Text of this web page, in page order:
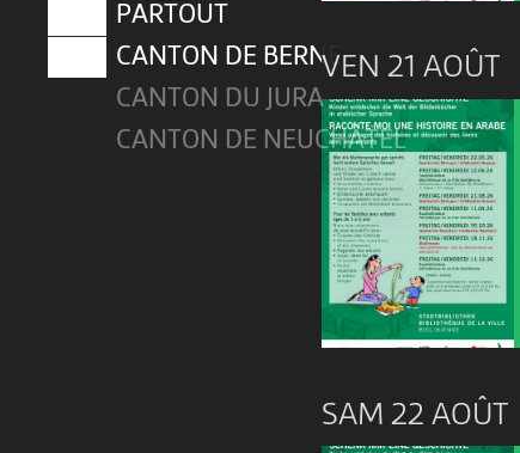
PARTOUT
CANTON DE BERNE
CANTON DU JURA
CANTON DE NEUCHÂTEL
VEN 21 AOÛT
SAM 22 AOÛT